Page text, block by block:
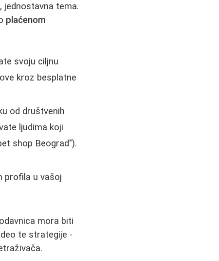
jednostavna tema.
plaćenom
svoju ciljnu
kroz besplatne
od društvenih
ljudima koji
shop Beograd").
profila u vašoj
mora biti
te strategije -